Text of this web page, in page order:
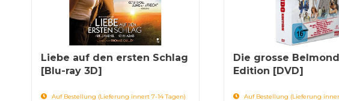
Liebe auf den ersten Schlag
[Blu-ray 3D]
Auf Bestellung (Lieferung innert 7-14 Tagen)
Die grosse
Edition [DVD]
Auf Bestellung (Lieferung